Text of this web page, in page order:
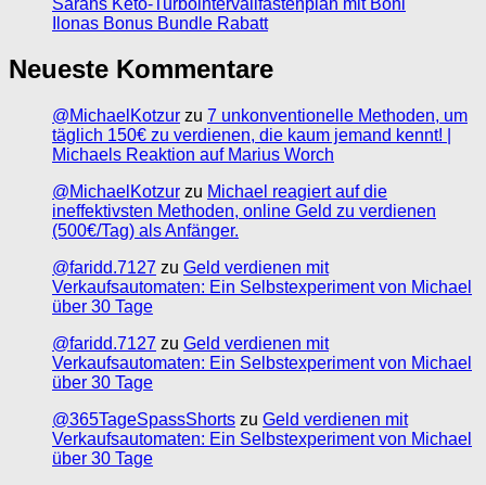
Ilonas Bonus Bundle Rabatt
Neueste Kommentare
@MichaelKotzur zu 7 unkonventionelle Methoden, um
täglich 150€ zu verdienen, die kaum jemand kennt! |
Michaels Reaktion auf Marius Worch
@MichaelKotzur zu Michael reagiert auf die
ineffektivsten Methoden, online Geld zu verdienen
(500€/Tag) als Anfänger.
@faridd.7127 zu Geld verdienen mit
Verkaufsautomaten: Ein Selbstexperiment von Michael
über 30 Tage
@faridd.7127 zu Geld verdienen mit
Verkaufsautomaten: Ein Selbstexperiment von Michael
über 30 Tage
@365TageSpassShorts zu Geld verdienen mit
Verkaufsautomaten: Ein Selbstexperiment von Michael
über 30 Tage